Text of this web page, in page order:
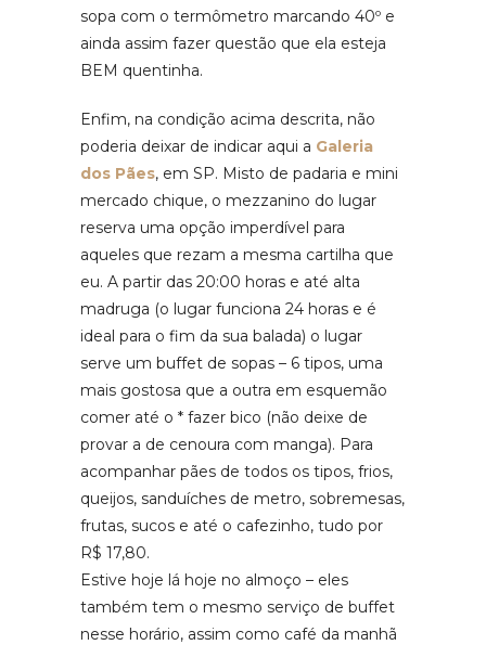
sopa com o termômetro marcando 40º e
ainda assim fazer questão que ela esteja
BEM quentinha.
Enfim, na condição acima descrita, não
poderia deixar de indicar aqui a Galeria
dos Pães, em SP. Misto de padaria e mini
mercado chique, o mezzanino do lugar
reserva uma opção imperdível para
aqueles que rezam a mesma cartilha que
eu. A partir das 20:00 horas e até alta
madruga (o lugar funciona 24 horas e é
ideal para o fim da sua balada) o lugar
serve um buffet de sopas – 6 tipos, uma
mais gostosa que a outra em esquemão
comer até o * fazer bico (não deixe de
provar a de cenoura com manga). Para
acompanhar pães de todos os tipos, frios,
queijos, sanduíches de metro, sobremesas,
frutas, sucos e até o cafezinho, tudo por
R$ 17,80.
Estive hoje lá hoje no almoço – eles
também tem o mesmo serviço de buffet
nesse horário, assim como café da manhã